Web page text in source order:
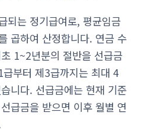
되는 정기급여로, 평균임금
곱하여 산정합니다. 연금 수
1~2년분의 절반을 선급금
부터 제3급까지는 최대 4
니다. 선급금에는 현재 기준
급금을 받으면 이후 월별 연